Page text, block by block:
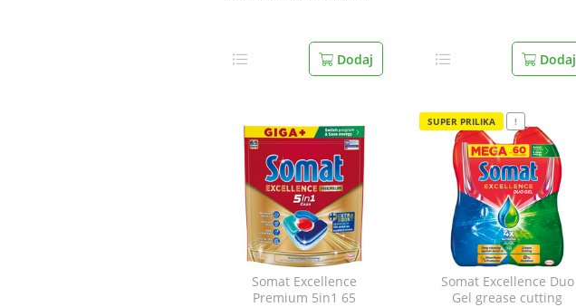
Dodaj Dodaj
Somat Excellence
Premium 5in1 65
SUPER PRILIKA !
Somat Excellence Duo
Gel grease cutting